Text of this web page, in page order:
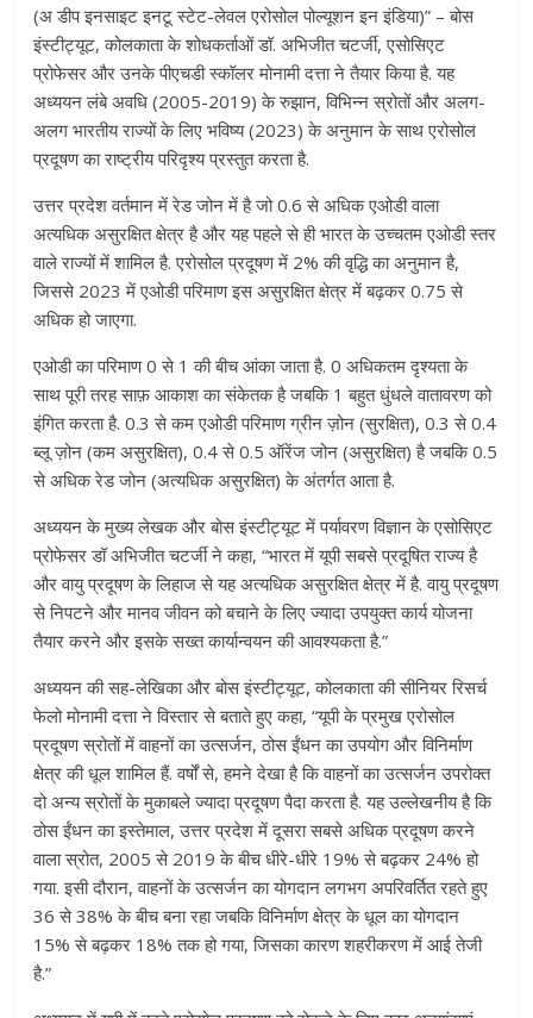
(अ डीप इनसाइट इनटू स्टेट-लेवल एरोसोल पोल्यूशन इन इंडिया)” – बोस
इंस्टीट्यूट, कोलकाता के शोधकर्ताओं डॉ. अभिजीत चटर्जी, एसोसिएट
प्रोफेसर और उनके पीएचडी स्कॉलर मोनामी दत्ता ने तैयार किया है. यह
अध्ययन लंबे अवधि (2005-2019) के रुझान, विभिन्न स्रोतों और अलग-
अलग भारतीय राज्यों के लिए भविष्य (2023) के अनुमान के साथ एरोसोल
प्रदूषण का राष्ट्रीय परिदृश्य प्रस्तुत करता है.
उत्तर प्रदेश वर्तमान में रेड जोन में है जो 0.6 से अधिक एओडी वाला
अत्यधिक असुरक्षित क्षेत्र है और यह पहले से ही भारत के उच्चतम एओडी स्तर
वाले राज्यों में शामिल है. एरोसोल प्रदूषण में 2% की वृद्धि का अनुमान है,
जिससे 2023 में एओडी परिमाण इस असुरक्षित क्षेत्र में बढ़कर 0.75 से
अधिक हो जाएगा.
एओडी का परिमाण 0 से 1 की बीच आंका जाता है. 0 अधिकतम दृश्यता के
साथ पूरी तरह साफ़ आकाश का संकेतक है जबकि 1 बहुत धुंधले वातावरण को
इंगित करता है. 0.3 से कम एओडी परिमाण ग्रीन ज़ोन (सुरक्षित), 0.3 से 0.4
ब्लू ज़ोन (कम असुरक्षित), 0.4 से 0.5 ऑरेंज जोन (असुरक्षित) है जबकि 0.5
से अधिक रेड जोन (अत्यधिक असुरक्षित) के अंतर्गत आता है.
अध्ययन के मुख्य लेखक और बोस इंस्टीट्यूट में पर्यावरण विज्ञान के एसोसिएट
प्रोफेसर डॉ अभिजीत चटर्जी ने कहा, “भारत में यूपी सबसे प्रदूषित राज्य है
और वायु प्रदूषण के लिहाज से यह अत्यधिक असुरक्षित क्षेत्र में है. वायु प्रदूषण
से निपटने और मानव जीवन को बचाने के लिए ज्यादा उपयुक्त कार्य योजना
तैयार करने और इसके सख्त कार्यान्वयन की आवश्यकता है.”
अध्ययन की सह-लेखिका और बोस इंस्टीट्यूट, कोलकाता की सीनियर रिसर्च
फेलो मोनामी दत्ता ने विस्तार से बताते हुए कहा, “यूपी के प्रमुख एरोसोल
प्रदूषण स्रोतों में वाहनों का उत्सर्जन, ठोस ईंधन का उपयोग और विनिर्माण
क्षेत्र की धूल शामिल हैं. वर्षों से, हमने देखा है कि वाहनों का उत्सर्जन उपरोक्त
दो अन्य स्रोतों के मुकाबले ज्यादा प्रदूषण पैदा करता है. यह उल्लेखनीय है कि
ठोस ईंधन का इस्तेमाल, उत्तर प्रदेश में दूसरा सबसे अधिक प्रदूषण करने
वाला स्रोत, 2005 से 2019 के बीच धीरे-धीरे 19% से बढ़कर 24% हो
गया. इसी दौरान, वाहनों के उत्सर्जन का योगदान लगभग अपरिवर्तित रहते हुए
36 से 38% के बीच बना रहा जबकि विनिर्माण क्षेत्र के धूल का योगदान
15% से बढ़कर 18% तक हो गया, जिसका कारण शहरीकरण में आई तेजी
है.”